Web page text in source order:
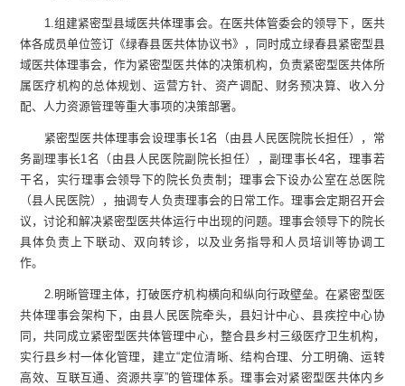
1.组建紧密型县域医共体理事会。在 医共体管委会的领导下，医共
体各成员单位签订《绿春县 医共体协议书》，同时成立绿春县紧密型县
域医共体理事会，作为紧密型医共体的决策机构，负责紧密型医共体所
属医疗机构的总体规划、运营方针、资产调配、财务预决算、收入分
配、人力资源管理等重大事项的决策部署。
紧密型医共体理事会设理事长1名 （由县 人民医院院长担任）
，常
务副理事长1名
（ 由县 人民医院副 院长担任）
，副理事长4名，理事若
干名，实行理事会领导下的院长负责制 ； 理事会下设办公室在 总医院
（县人民医院）
，抽调专人负责理事会的日常工作。理事会定期召开会
议，讨论和解决紧密型医共体运行中出现的问题。理事会领导下的院长
具体负责上下联动、双向转诊，以及业务指导和人员培训等协调工
作。
2.明晰管理主体，打破医疗机构横向和纵向行政壁垒。在紧密型医
共体理事会架构下，由县人民医院牵头， 县妇 计中心、县疾控中心协
同，共同成立紧密型医共体管理中心，整合县乡村三级医疗卫生机构，
实行县乡村一体化管理，建立“定位清晰、结构合理、分工明确、运转
高效、互联互通、资源共享”的管理体系。理事会对紧密型医共体内乡